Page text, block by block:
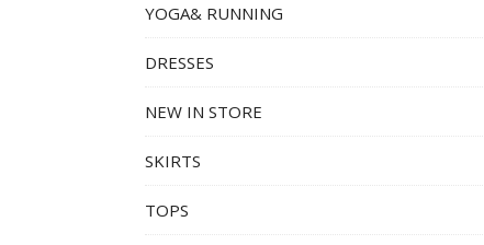
YOGA& RUNNING
DRESSES
NEW IN STORE
SKIRTS
TOPS